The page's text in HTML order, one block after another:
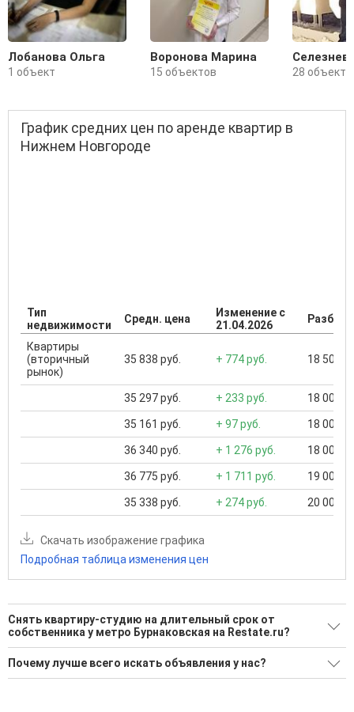
Лобанова Ольга
1 объект
Воронова Марина
15 объектов
Селезнев
28
График средних цен по аренде квартир в
Нижнем Новгороде
Тип
недвижимости
Средн. цена
Изменение с
21.04.2026
Квартиры
(вторичный
рынок)
35 838 руб. + 774 руб. 18 500
35 297 руб. + 233 руб. 18 000
35 161 руб. + 97 руб. 18 000
36 340 руб. + 1 276 руб. 18 000
36 775 руб. + 1 711 руб. 19 000
35 338 руб. + 274 руб. 20 000
Скачать изображение графика
Подробная таблица изменения цен
Снять квартиру-студию на длительный срок от
собственника у метро Бурнаковская на Restate.ru?
Поможем Снять квартиру-студию на длительный срок от
собственника у метро Бурнаковская?
Почему лучше всего искать объявления у нас?